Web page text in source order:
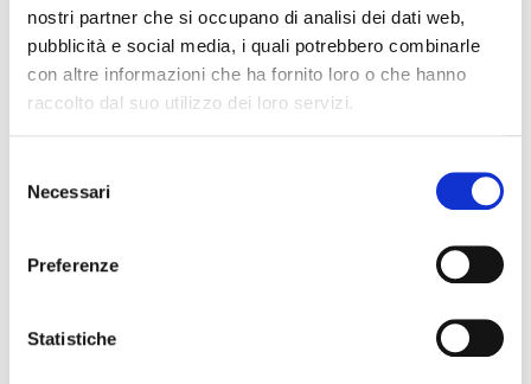
nostri partner che si occupano di analisi dei dati web,
pubblicità e social media, i quali potrebbero combinarle
con altre informazioni che ha fornito loro o che hanno
raccolto dal suo utilizzo dei loro servizi.
delNecessari
Preferenze
Statistiche